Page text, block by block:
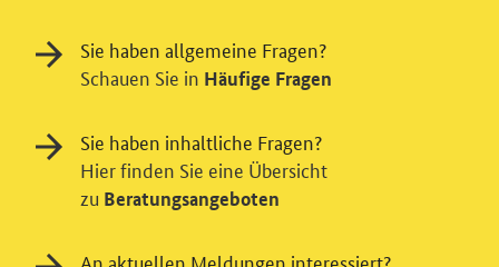
Sie haben allgemeine Fragen?
Schauen Sie in Häufige Fragen
Sie haben inhaltliche Fragen?
Hier finden Sie eine Übersicht
zu Beratungsangeboten
An aktuellen Meldungen interessiert?